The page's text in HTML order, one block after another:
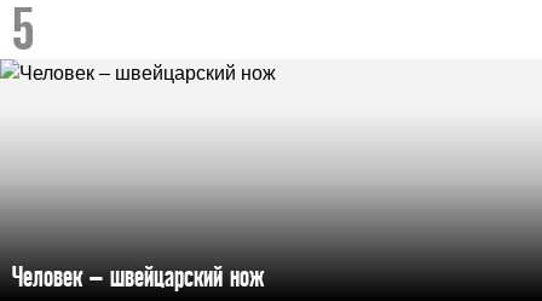
Человек – швейцарский нож